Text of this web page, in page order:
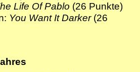
Life Of Pablo (26 Punkte)
You Want It Darker(26